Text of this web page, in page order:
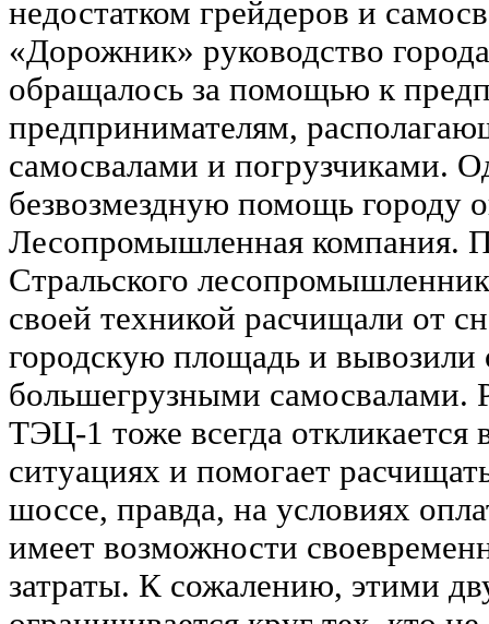
недостатком грейдеров и
«Дорожник» руководство
обращалось за помощью к
предпринимателям,
самосвалами и погрузчиками.
безвозмездную помощь городу
Лесопромышленная компания.
Стральского
своей техникой расчищали от
городскую площадь и вывозили
большегрузными самосвалами.
ТЭЦ-1 тоже всегда откликается
ситуациях и помогает
шоссе, правда, на условиях
имеет возможности
затраты. К сожалению, этими